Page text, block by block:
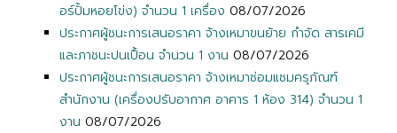
อร์ปั้มหอยโข่ง) จำนวน 1 เครื่อง 08/07/2026
ประกาศผู้ชนะการเสนอราคา จ้างเหมาขนย้าย กำจัด สารเคมี
และภาชนะปนเปื้อน จำนวน 1 งาน 08/07/2026
ประกาศผู้ชนะการเสนอราคา จ้างเหมาซ่อมแซมครุภัณฑ์
สำนักงาน (เครื่องปรับอากาศ อาคาร 1 ห้อง 314) จำนวน 1
งาน 08/07/2026